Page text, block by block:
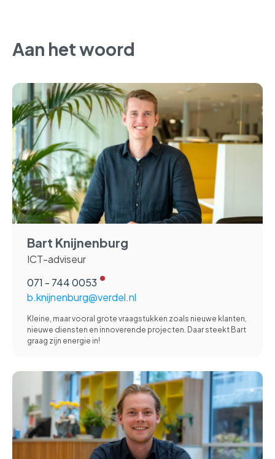
Aan het woord
Bart Knijnenburg
ICT-adviseur
071 - 744 0053
b.knijnenburg@verdel.nl
Kleine, maar vooral grote vraagstukken zoals nieuwe klanten,
nieuwe diensten en innoverende projecten. Daar steekt Bart
graag zijn energie in!